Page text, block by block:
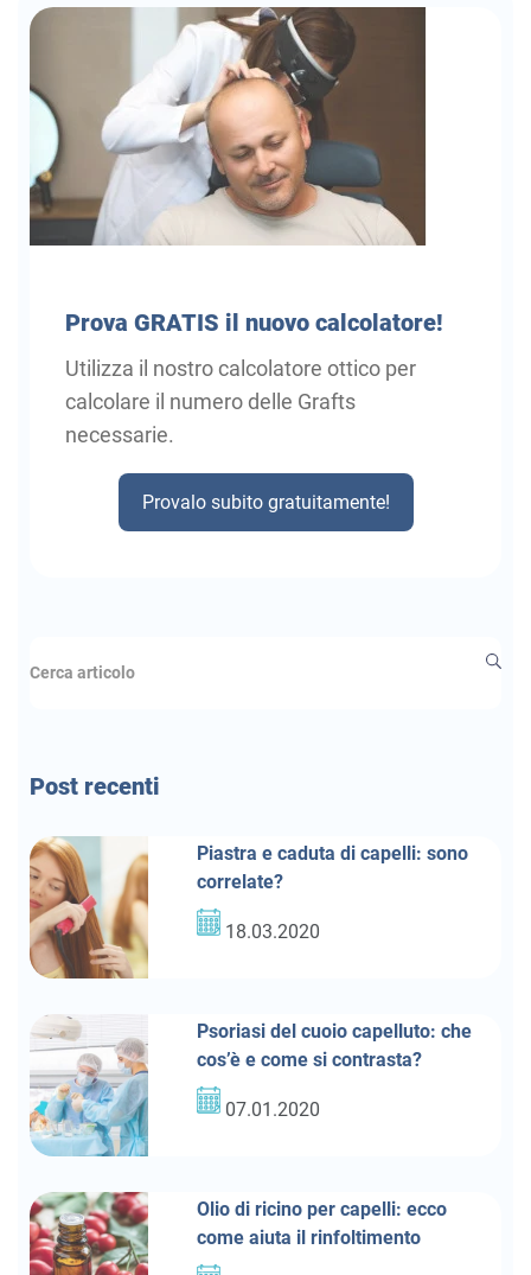
Prova GRATIS il nuovo calcolatore!
Utilizza il nostro calcolatore ottico per
calcolare il numero delle Grafts
necessarie.
Provalo subito gratuitamente!
Post recenti
Piastra e caduta di capelli: sono
correlate?
18.03.2020
Psoriasi del cuoio capelluto: che
cos’è e come si contrasta?
07.01.2020
Olio di ricino per capelli: ecco
come aiuta il rinfoltimento